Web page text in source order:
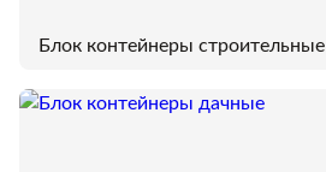
Блок контейнеры строительные